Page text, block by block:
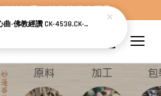
楠沉香，妙蓮華佛事用品。